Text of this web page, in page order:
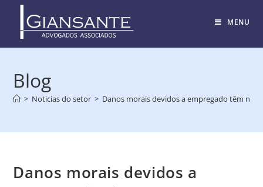
MENU
Blog
> Noticias do setor > Danos morais devidos a empregado têm
Danos morais devidos a